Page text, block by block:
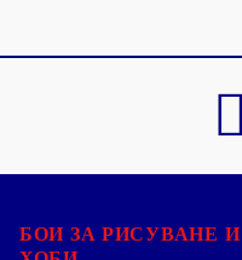
БОИ ЗА РИСУВАНЕ И